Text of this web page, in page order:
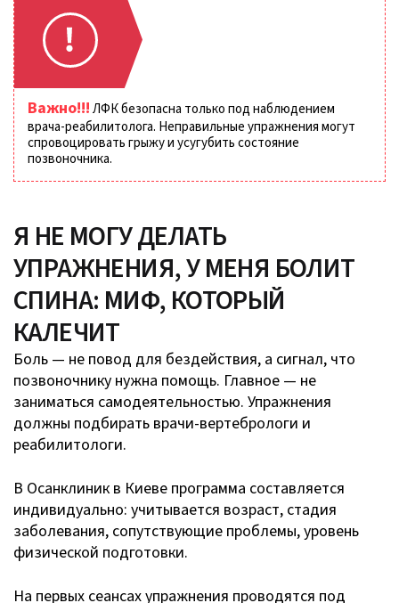
Важно!!!ЛФК безопасна только под наблюдением
врача-реабилитолога. Неправильные упражнения могут
спровоцировать грыжу и усугубить состояние
позвоночника.
Я НЕ МОГУ ДЕЛАТЬ
УПРАЖНЕНИЯ, У МЕНЯ БОЛИТ
СПИНА: МИФ, КОТОРЫЙ
КАЛЕЧИТ
Боль — не повод для бездействия, а сигнал, что
позвоночнику нужна помощь. Главное — не
заниматься самодеятельностью. Упражнения
должны подбирать врачи-вертебрологи и
реабилитологи.
В Осанклиник в Киеве программа составляется
индивидуально: учитывается возраст, стадия
заболевания, сопутствующие проблемы, уровень
физической подготовки.
На первых сеансах упражнения проводятся под